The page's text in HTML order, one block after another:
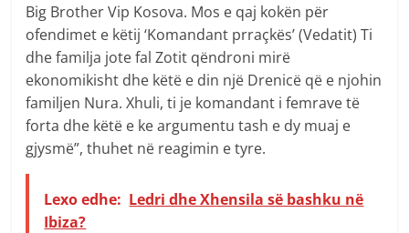
Big Brother Vip Kosova. Mos e qaj kokën për
ofendimet e këtij ‘Komandant prraçkës’ (Vedatit) Ti
dhe familja jote fal Zotit qëndroni mirë
ekonomikisht dhe këtë e din një Drenicë që e njohin
familjen Nura. Xhuli, ti je komandant i femrave të
forta dhe këtë e ke argumentu tash e dy muaj e
gjysmë”, thuhet në reagimin e tyre.
Lexo edhe: Ledri dhe Xhensila së bashku në
Ibiza?